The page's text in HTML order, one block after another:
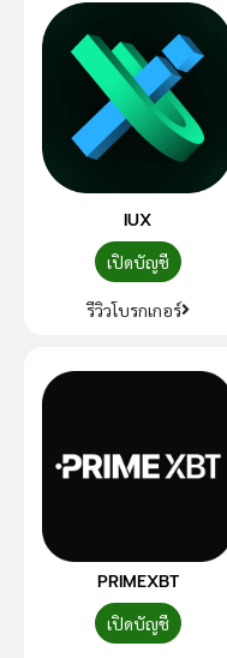
IUX
เปิดบัญชี
รีวิวโบรกเกอร์
PRIMEXBT
เปิดบัญชี